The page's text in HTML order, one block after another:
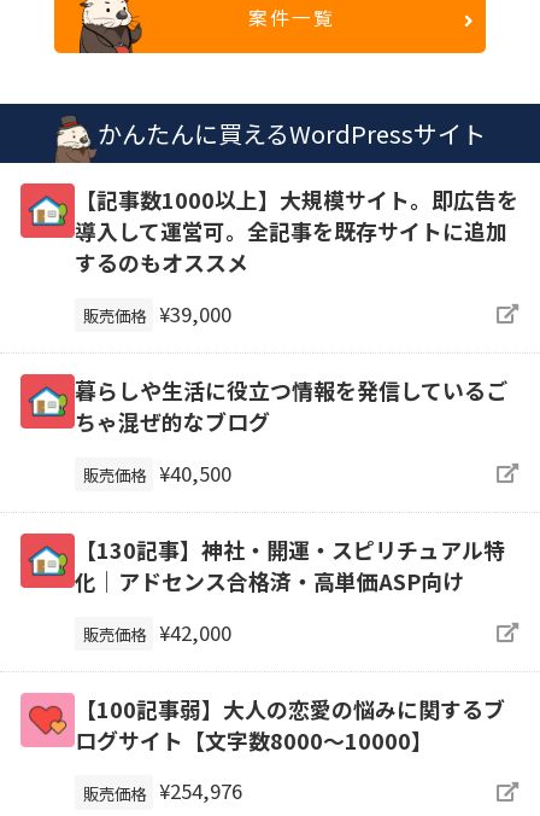
案件一覧
かんたんに買えるWordPressサイト
【記事数1000以上】大規模サイト。即広告を
導入して運営可。全記事を既存サイトに追加
するのもオススメ
販売価格 ¥39,000
暮らしや生活に役立つ情報を発信しているご
ちゃ混ぜ的なブログ
販売価格 ¥40,500
【130記事】神社・開運・スピリチュアル特
化｜アドセンス合格済・高単価ASP向け
販売価格 ¥42,000
【100記事弱】大人の恋愛の悩みに関するブ
ログサイト【文字数8000〜10000】
販売価格 ¥254,976